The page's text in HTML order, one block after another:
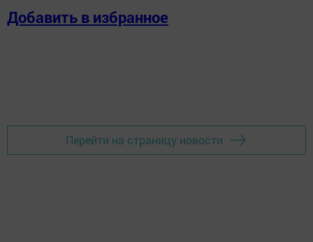
Добавить в избранное
Перейти на страницу новости